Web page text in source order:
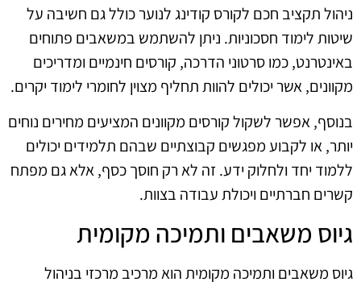
ניהול תקציב חכם לקורס קודינג לנוער כולל גם חשיבה על
שיטות לימוד חסכוניות. ניתן להשתמש במשאבים פתוחים
באינטרנט, כמו סרטוני הדרכה, קורסים חינמיים ומדריכים
מקוונים, אשר יכולים להוות תחליף מצוין לחומרי לימוד יקרים.
בנוסף, אפשר לשקול קורסים מקוונים המציעים מחירים נוחים
יותר, או לקבוע מפגשים קבוצתיים שבהם תלמידים יכולים
ללמוד יחד ולחלוק ידע. זה לא רק חוסך כסף, אלא גם מפתח
קשרים חברתיים ויכולת עבודה בצוות.
גיוס משאבים ותמיכה מקומית
גיוס משאבים ותמיכה מקומית הוא מרכיב מרכזי בניהול